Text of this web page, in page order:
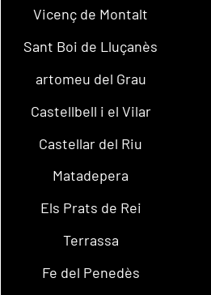
Vicenç de Montalt
Sant Boi de Lluçanès
artomeu del Grau
Castellbell i el Vilar
Castellar del Riu
Matadepera
Els Prats de Rei
Terrassa
Fe del Penedès